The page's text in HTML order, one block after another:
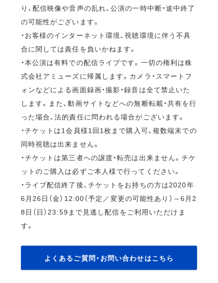
り、配信映像や音声の乱れ、公演の一時中断・途中終了
の可能性がございます。
・お客様のインターネット環境、視聴環境に伴う不具
合に関しては責任を負いかねます。
・本公演は有料での配信ライブです。一切の権利は株
式会社アミューズに帰属します。カメラ・スマートフ
ォンなどによる画面録画・撮影・録音は全て禁止いた
します。また、動画サイトなどへの無断転載・共有を行
った場合、法的責任に問われる場合がございます。
・チケットは1会員様1回1枚まで購入可、複数端末での
同時視聴は出来ません。
・チケットは第三者への譲渡・転売は出来ません。チケ
ットのご購入は必ずご本人様で行ってください。
・ライブ配信終了後、チケットをお持ちの方は2020年
6月26日（金）12:00（予定／変更の可能性あり）～6月2
8日（日）23:59まで見逃し配信をご利用いただけま
す。
よくあるご質問・お問い合わせはこちら